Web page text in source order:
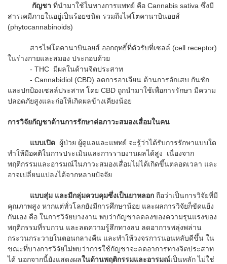
กัญชา ที่นำมาใช้ในทางการแพทย์ คือ Cannabis sativa ซึ่งมี
สารเคมีภายในอยู่เป็นร้อยชนิด รวมถึงไฟโตคานาบินอยส์
(phytocannabinoids)
สารไฟโตคานาบินอยส์ ออกฤทธิ์ที่ตัวรับที่เซลล์ (cell receptor)
ในร่างกายและสมอง ประกอบด้วย
- THC มีผลในด้านจิตประสาท
- Cannabidiol (CBD) ลดการอาเจียน ต้านการอักเสบ กันชัก
และปกป้องเซลล์ประสาท โดย CBD ถูกนำมาใช้เพื่อการรักษา มีความ
ปลอดภัยสูงและก่อให้เกิดผลข้างเคียงน้อย
การวิจัยกัญชาด้านการรักษาต่อภาวะสมองเสื่อมในคน
แบบเปิด ผู้ป่วย ผู้ดูแลและแพทย์ จะรู้ว่าได้รับการรักษาแบบใด
ทำให้มีอคติในการประเมินและการรายงานผลได้สูง เนื่องจาก
พฤติกรรมและอารมณ์ในภาวะสมองเสื่อมไม่ได้เกิดขึ้นตลอดเวลา และ
อาจเปลี่ยนแปลงได้จากหลายปัจจัย
แบบสุ่ม และมีกลุ่มควบคุมซึ่งเป็นยาหลอก ถือว่าเป็นการวิจัยที่มี
คุณภาพสูง หากแต่ทั่วโลกยังมีการศึกษาน้อย และผลการวิจัยก็ขัดแย้ง
กันเอง คือ ในการวิจัยบางงาน พบว่ากัญชาลดลงของความรุนแรงของ
พฤติกรรมที่รบกวน และลดความรู้สึกทางลบ ลดอาการพลุ่งพล่าน
กระวนกระวายในตอนกลางคืน และทำให้วงจรการนอนหลับดีขึ้น ใน
ขณะที่บางการวิจัยไม่พบว่าการใช้กัญชาจะลดอาการทางจิตประสาท
ได้ นอกจากนี้ยังแสดงผลในด้านพฤติกรรมและอารมณ์เป็นหลัก ไม่ใช่